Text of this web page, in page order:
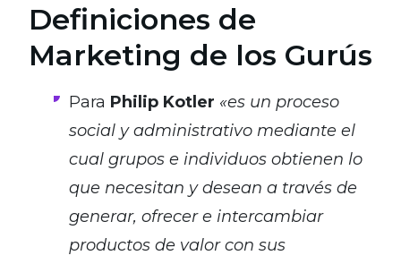
Definiciones de
Marketing de los Gurús
Para Philip Kotler «es un proceso
social y administrativo mediante el
cual grupos e individuos obtienen lo
que necesitan y desean a través de
generar, ofrecer e intercambiar
productos de valor con sus